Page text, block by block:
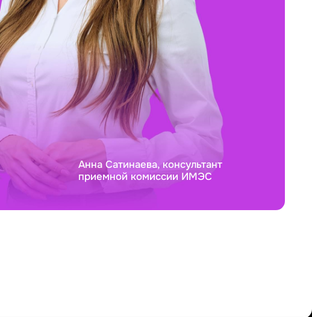
Анна Сатинаева, консультант
приемной комиссии ИМЭС